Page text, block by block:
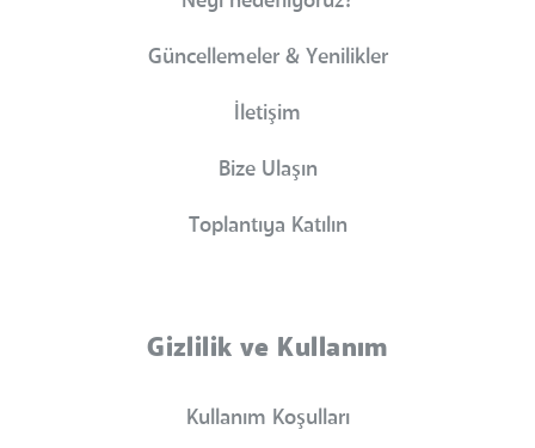
Güncellemeler & Yenilikler
İletişim
Bize Ulaşın
Toplantıya Katılın
Gizlilik ve Kullanım
Kullanım Koşulları